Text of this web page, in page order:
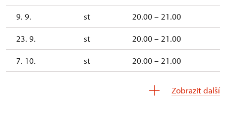
9. 9. st 20.00 – 21.00
23. 9. st 20.00 – 21.00
7. 10. st 20.00 – 21.00
20.00 – 21.00
Zobrazit další